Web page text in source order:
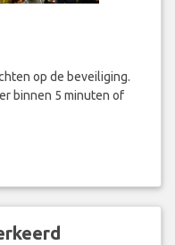
op de beveiliging.
binnen 5 minuten of